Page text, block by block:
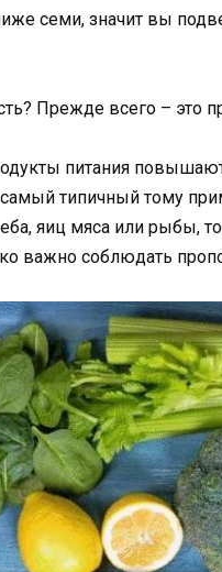
семи, значит вы
Прежде всего – это
питания
типичный тому
яиц мяса или рыбы,
важно соблюдать